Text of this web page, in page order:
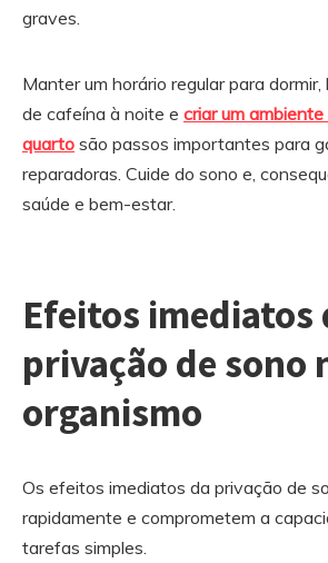
graves.
Manter um horário regular para
de cafeína à noite e criar um
quarto são passos importantes para
reparadoras. Cuide do sono e,
saúde e bem-estar.
Efeitos imediatos
privação de sono
organismo
Os efeitos imediatos da privação de
rapidamente e comprometem a
tarefas simples.